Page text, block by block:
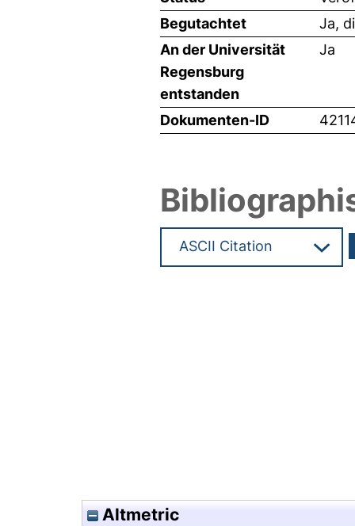
Begutachtet
Ja,
An der Universität
Regensburg
entstanden
Ja
Dokumenten-ID
Altmetric